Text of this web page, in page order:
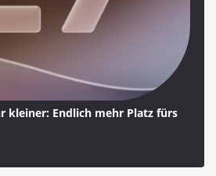
kleiner: Endlich mehr Platz fürs